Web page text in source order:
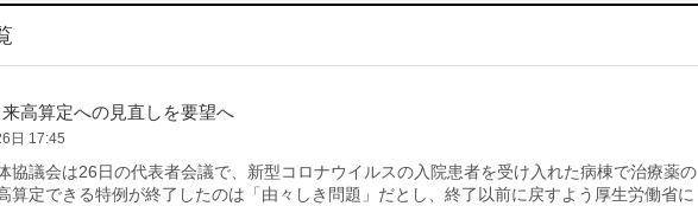
高算定への見直しを要望へ
日 17:45
協議会は26日の代表者会議で、新型コロナウイルスの入院患者を受け入れた病棟で治療薬の
算定できる特例が終了したのは「由々しき問題」だとし、終了以前に戻すよう厚生労働省に